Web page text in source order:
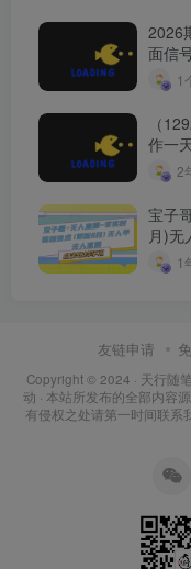
2026
面信
种、1
（
作一
2
宝子
月)无
1
友链申请
Copyright © 2024 · 天行随笔
动 · 本站所发布的全部内容
有侵权之处请第一时间联系